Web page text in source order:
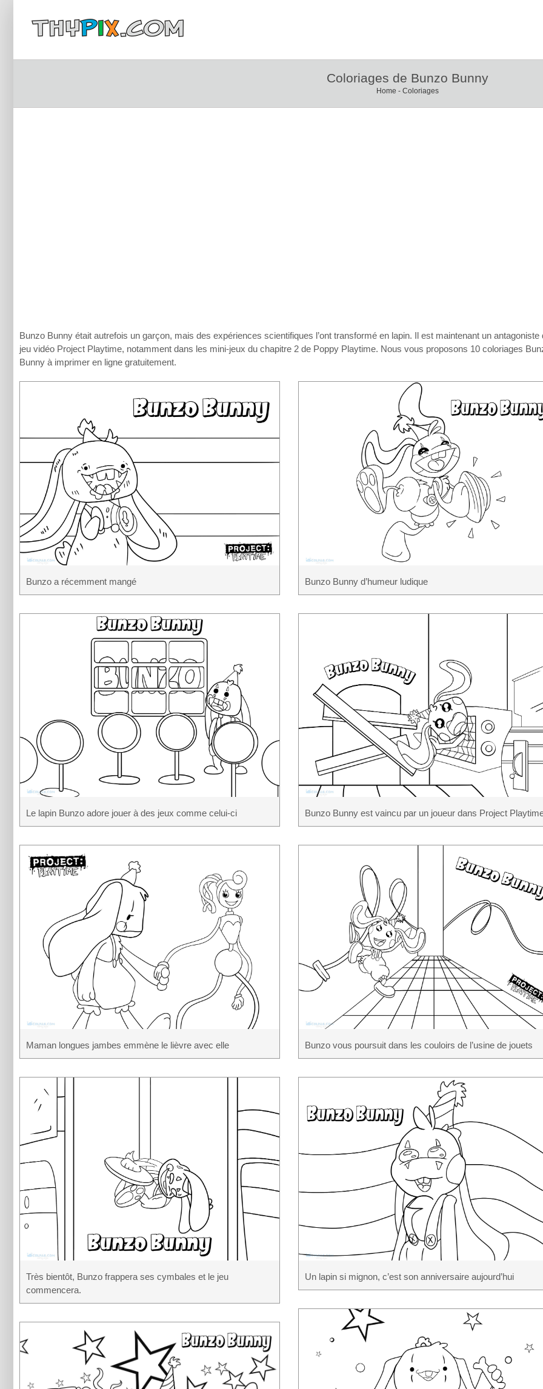
Coloriages de Bunzo Bunny
Home - Coloriages
Bunzo Bunny était autrefois un garçon, mais des expériences scientifiques l’ont transformé en lapin. Il est maintenant un antagoniste
jeu vidéo Project Playtime, notamment dans les mini-jeux du chapitre 2 de Poppy Playtime. Nous vous proposons 10 coloriages
Bunny à imprimer en ligne gratuitement.
Bunzo a récemment mangé
Le lapin Bunzo adore jouer à des jeux comme celui-ci
Maman longues jambes emmène le lièvre avec elle
Très bientôt, Bunzo frappera ses cymbales et le jeu
commencera.
Bunzo Bunny d’humeur ludique
Bunzo Bunny est vaincu par un joueur dans Project
Bunzo vous poursuit dans les couloirs de l’usine de jouets
Un lapin si mignon, c’est son anniversaire aujourd’hui